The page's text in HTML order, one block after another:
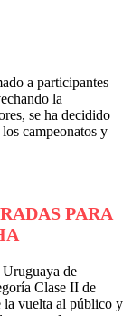
a participantes
la
se ha decidido
campeonatos y
PARA
de
Clase II de
la vuelta al público y